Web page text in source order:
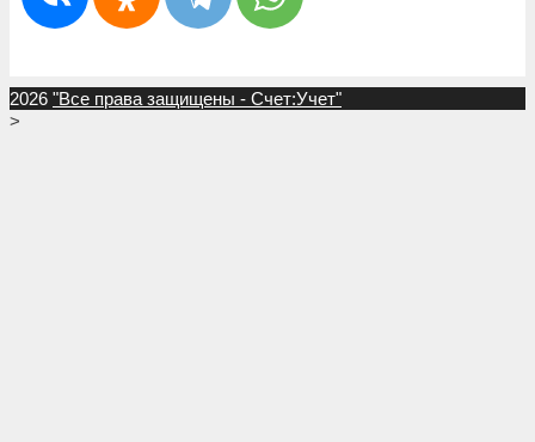
2026 "Все права защищены - Счет:Учет"
>